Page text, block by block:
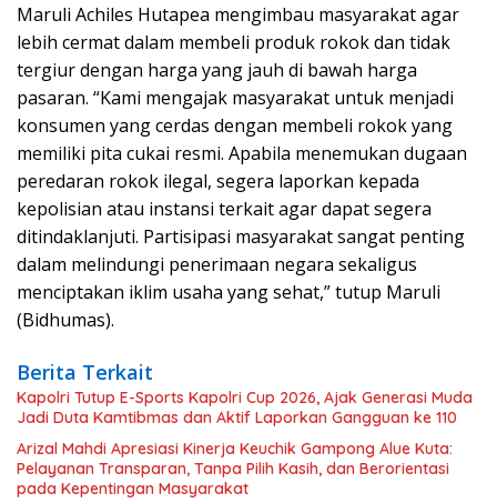
Maruli Achiles Hutapea mengimbau masyarakat agar
lebih cermat dalam membeli produk rokok dan tidak
tergiur dengan harga yang jauh di bawah harga
pasaran. “Kami mengajak masyarakat untuk menjadi
konsumen yang cerdas dengan membeli rokok yang
memiliki pita cukai resmi. Apabila menemukan dugaan
peredaran rokok ilegal, segera laporkan kepada
kepolisian atau instansi terkait agar dapat segera
ditindaklanjuti. Partisipasi masyarakat sangat penting
dalam melindungi penerimaan negara sekaligus
menciptakan iklim usaha yang sehat,” tutup Maruli
(Bidhumas).
Berita Terkait
Kapolri Tutup E-Sports Kapolri Cup 2026, Ajak Generasi Muda
Jadi Duta Kamtibmas dan Aktif Laporkan Gangguan ke 110
Arizal Mahdi Apresiasi Kinerja Keuchik Gampong Alue Kuta:
Pelayanan Transparan, Tanpa Pilih Kasih, dan Berorientasi
pada Kepentingan Masyarakat